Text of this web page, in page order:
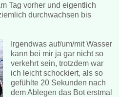
Tag vorher und eigentlich
durchwachsen bis
Irgendwas auf/um/mit Wasser
kann bei mir ja gar nicht so
verkehrt sein, trotzdem war
ich leicht schockiert, als so
gefühlte 20 Sekunden nach
dem Ablegen das Bot erstmal